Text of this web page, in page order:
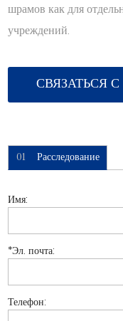
шрамов как для
учреждений.
СВЯЗАТЬСЯ
01 Расследование
Имя:
*Эл. почта:
Телефон: